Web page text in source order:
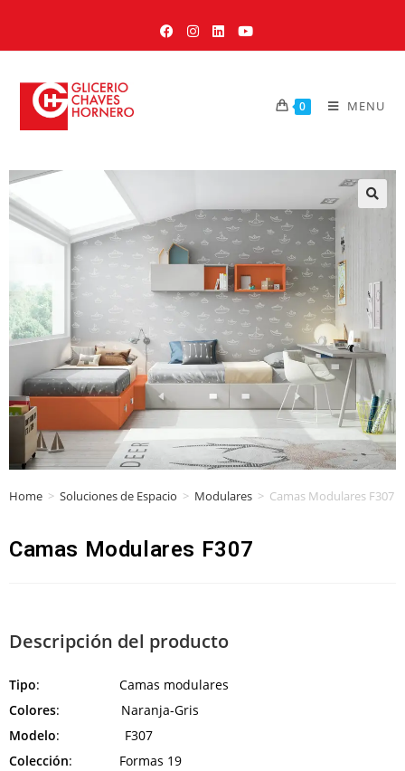
0 MENU
Home > Soluciones de Espacio > Modulares > Camas Modulares F307
Camas Modulares F307
Descripción del producto
Tipo: Camas modulares
Colores: Naranja-Gris
Modelo: F307
Colección: Formas 19